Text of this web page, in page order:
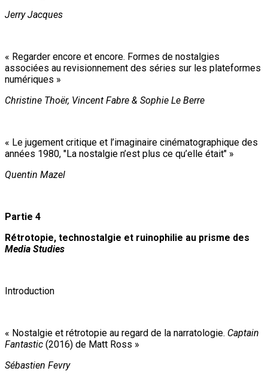
Jerry Jacques
« Regarder encore et encore. Formes de nostalgies
associées au revisionnement des séries sur les plateformes
numériques »
Christine Thoër, Vincent Fabre & Sophie Le Berre
« Le jugement critique et l’imaginaire cinématographique des
années 1980, "La nostalgie n’est plus ce qu’elle était" »
Quentin Mazel
Partie 4
Rétrotopie, technostalgie et ruinophilie au prisme des
Media Studies
Introduction
« Nostalgie et rétrotopie au regard de la narratologie. Captain
Fantastic (2016) de Matt Ross »
Sébastien Fevry